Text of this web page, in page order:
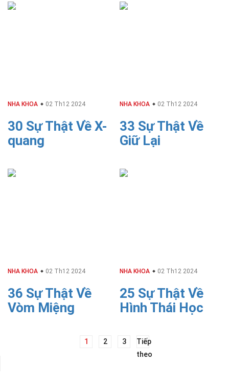
NHA KHOA 02 Th12 2024
30 Sự Thật Về X-
quang
NHA KHOA 02 Th12 2024
33 Sự Thật Về
Giữ Lại
NHA KHOA 02 Th12 2024
36 Sự Thật Về
Vòm Miệng
NHA KHOA 02 Th12 2024
25 Sự Thật Về
Hình Thái Học
1 2 3
Tiếp
theo